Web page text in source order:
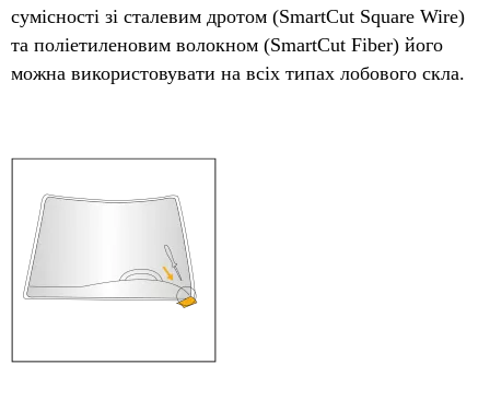
сумісності зі сталевим дротом (SmartCut Square Wire)
та поліетиленовим волокном (SmartCut Fiber) його
можна використовувати на всіх типах лобового скла.